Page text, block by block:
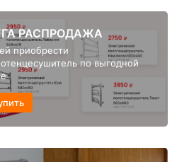
РАСПРОДАЖА
приобрести
по выгодной